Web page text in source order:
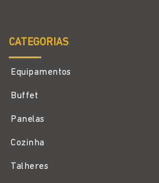
CATEGORIAS
Equipamentos
Buffet
Panelas
Cozinha
Talheres